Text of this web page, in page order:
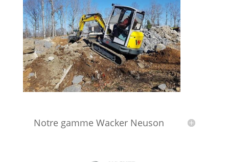
Notre gamme Wacker Neuson